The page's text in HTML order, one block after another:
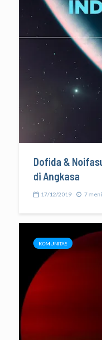
Dofida &
di Angkasa
17/12/2019 7
KOMUNITAS